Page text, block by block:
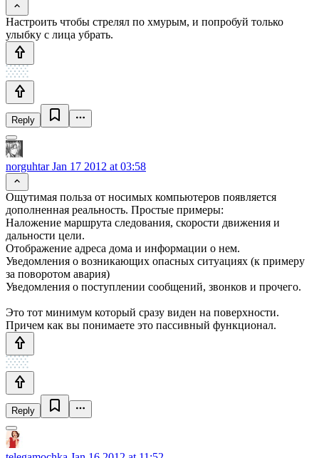
Настроить чтобы стрелял по хмурым, и попробуй только
улыбку с лица убрать.
Reply
norguhtarJan 17 2012 at 03:58
Ощутимая польза от носимых компьютеров появляется
дополненная реальность. Простые примеры:
Наложение маршрута следования, скорости движения и
дальности цели.
Отображение адреса дома и информации о нем.
Уведомления о возникающих опасных ситуациях (к примеру
за поворотом авария)
Уведомления о поступлении сообщений, звонков и прочего.
Это тот минимум который сразу виден на поверхности.
Причем как вы понимаете это пассивный функционал.
Reply